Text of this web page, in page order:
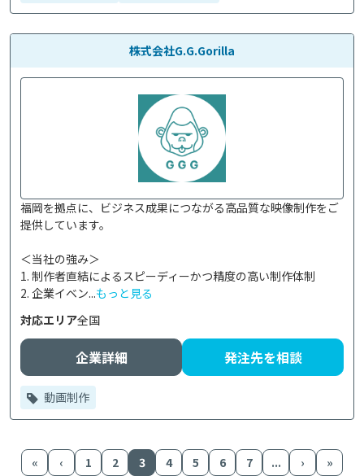
株式会社G.G.Gorilla
福岡を拠点に、ビジネス成果につながる高品質な映像制作をご
提供しています。
＜当社の強み＞
1. 制作者直結によるスピーディーかつ精度の高い制作体制
2. 企業イベン...もっと見る
対応エリア全国
企業詳細 発注先を相談
動画制作
« ‹ 1 2 3 4 5 6 7 ... › »